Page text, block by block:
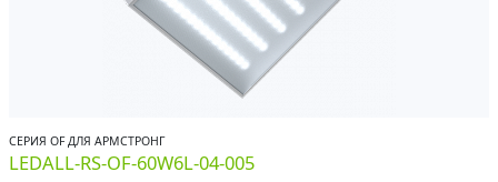
СЕРИЯ OF ДЛЯ АРМСТРОНГ
LEDALL-RS-OF-60W6L-04-005